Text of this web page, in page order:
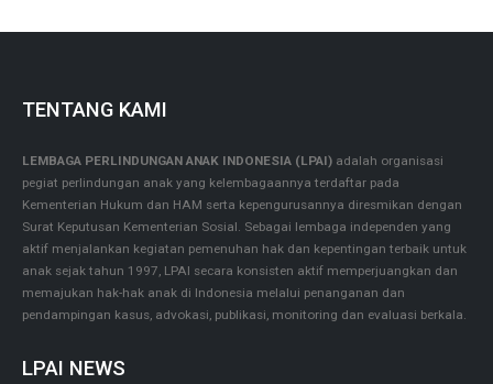
TENTANG KAMI
LEMBAGA PERLINDUNGAN ANAK INDONESIA (LPAI) adalah organisasi
pegiat perlindungan anak yang kelembagaannya terdaftar pada
Kementerian Hukum dan HAM serta kepengurusannya diresmikan dengan
Surat Keputusan Kementerian Sosial. Sebagai lembaga independen yang
aktif menjalankan kegiatan pemenuhan hak dan kepentingan terbaik untuk
anak sejak tahun 1997, LPAI secara konsisten aktif memperjuangkan dan
memajukan hak-hak anak di Indonesia melalui penanganan dan
pendampingan kasus, advokasi, publikasi, monitoring dan evaluasi berkala.
LPAI NEWS